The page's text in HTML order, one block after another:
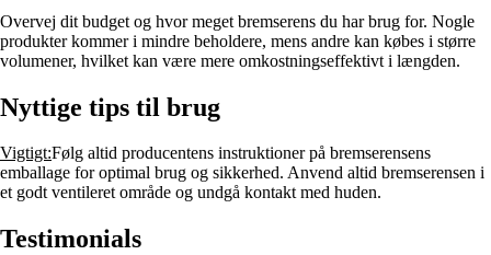
Overvej dit budget og hvor meget bremserens du har brug for. Nogle
produkter kommer i mindre beholdere, mens andre kan købes i større
volumener, hvilket kan være mere omkostningseffektivt i længden.
Nyttige tips til brug
Vigtigt:Følg altid producentens instruktioner på bremserensens
emballage for optimal brug og sikkerhed. Anvend altid bremserensen i
et godt ventileret område og undgå kontakt med huden.
Testimonials